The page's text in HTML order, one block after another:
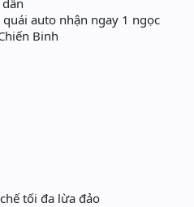
auto nhận ngay 1 ngọc
Binh
tối đa lừa đảo